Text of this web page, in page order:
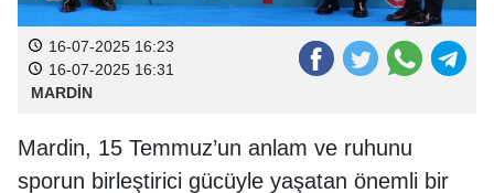
16-07-2025 16:23
16-07-2025 16:31
MARDİN
Mardin, 15 Temmuz’un anlam ve ruhunu
sporun birleştirici gücüyle yaşatan önemli bir